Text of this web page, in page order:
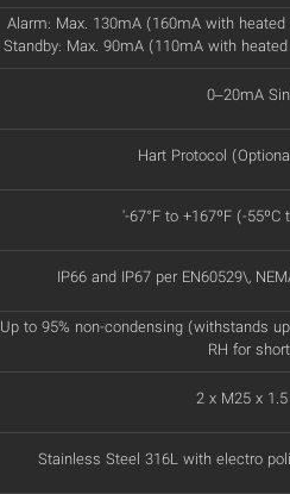
Alarm: Max. 130mA (160mA with heated
Standby: Max. 90mA (110mA with
0–20mA
Hart Protocol
'-67°F to +167ºF (-55ºC
IP66 and IP67 per EN60529\,
Up to 95% non-condensing (withstands
RH for
2 x M25 x
Stainless Steel 316L with electro